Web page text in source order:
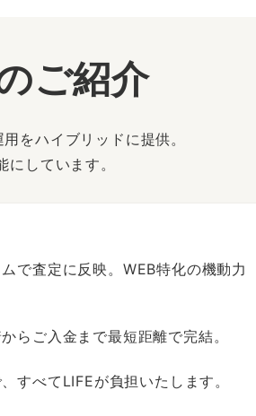
ご紹介
をハイブリッドに提供。
しています。
で査定に反映。WEB特化の機動力
らご入金まで最短距離で完結。
すべてLIFEが負担いたします。